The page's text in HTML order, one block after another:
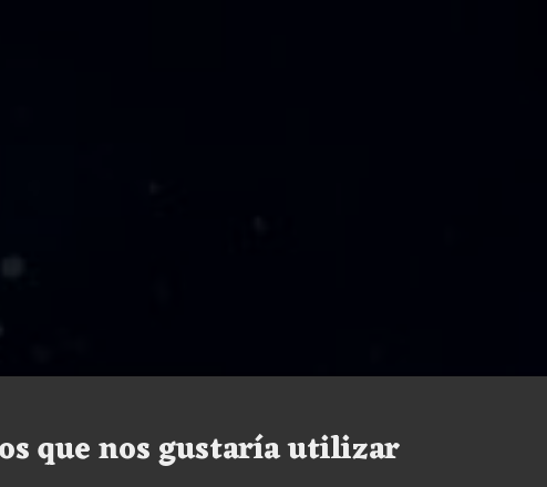
que nos gustaría utilizar